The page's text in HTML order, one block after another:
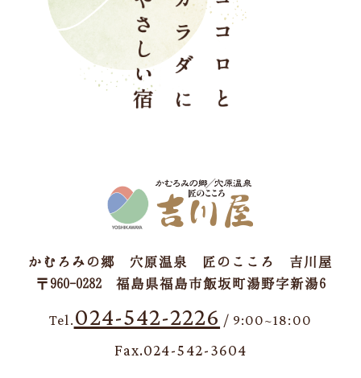
かむろみの郷 穴原温泉 匠のこころ 吉川屋
〒960-0282 福島県福島市飯坂町湯野字新湯6
Tel. 024-542-2226 / 9:00~18:00
Fax.024-542-3604